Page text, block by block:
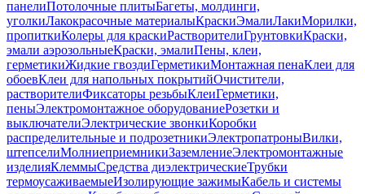
панелиПотолочные плитыБагеты, молдинги,
уголкиЛакокрасочные материалыКраскиЭмалиЛакиМорилки,
пропиткиКолеры для краскиРастворителиГрунтовкиКраски,
эмали аэрозольныеКраски, эмалиПены, клеи,
герметикиЖидкие гвоздиГерметикиМонтажная пенаКлеи для
обоевКлеи для напольных покрытийОчистители,
растворителиФиксаторы резьбыКлеиГерметики,
пеныЭлектромонтажное оборудованиеРозетки и
выключателиЭлектрические звонкиКоробки
распределительные и подрозетникиЭлектропатроныВилки,
штепселиМолниеприемникиЗаземлениеЭлектромонтажные
изделияКлеммыСредства диэлектрическиеТрубки
термоусаживаемыеИзолирующие зажимыКабель и системы